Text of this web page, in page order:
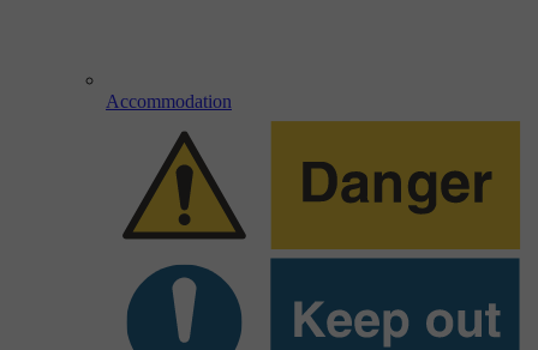
Accommodation